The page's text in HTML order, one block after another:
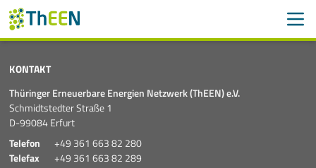
Suche
Navigation überspringen
ThEEN
KONTAKT
Thüringer Erneuerbare Energien Netzwerk (ThEEN) e.V.
Schmidtstedter Straße 1
D-99084 Erfurt
Telefon
+49 361 663 82 280
Telefax
+49 361 663 82 289